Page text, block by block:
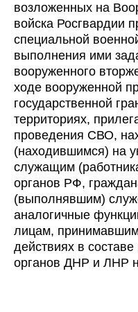
возложенных на
войска Росгвардии
специальной
выполнения ими
вооруженного
ходе вооруженной
государственной
территориях,
проведения СВО,
(находившимся) на
служащим
органов РФ,
(выполнявшим)
аналогичные
лицам,
действиях в
органов ДНР и ЛНР